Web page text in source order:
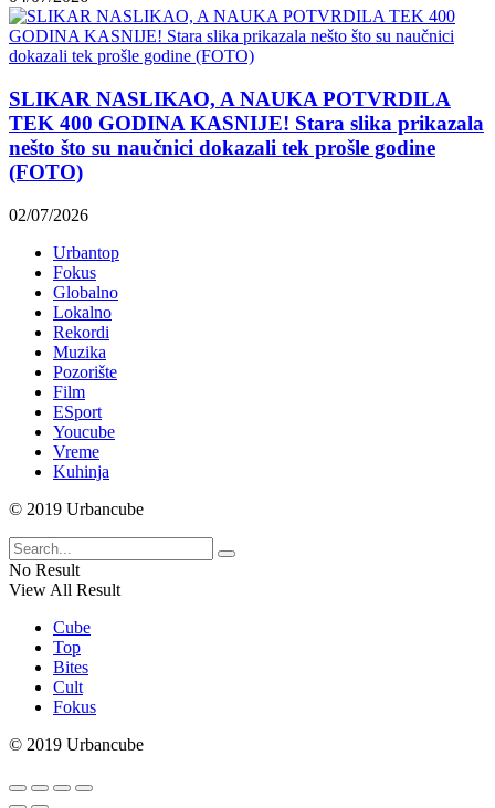
SLIKAR NASLIKAO, A NAUKA POTVRDILA
TEK 400 GODINA KASNIJE! Stara slika prikazala
nešto što su naučnici dokazali tek prošle godine
(FOTO)
02/07/2026
Urbantop
Fokus
Globalno
Lokalno
Rekordi
Muzika
Pozorište
Film
ESport
Youcube
Vreme
Kuhinja
© 2019 Urbancube
No Result
View All Result
Cube
Top
Bites
Cult
Fokus
© 2019 Urbancube